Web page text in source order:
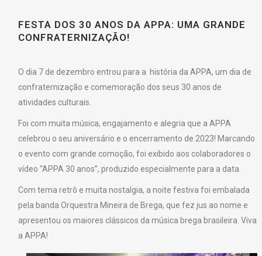
FESTA DOS 30 ANOS DA APPA: UMA GRANDE
CONFRATERNIZAÇÃO!
O dia 7 de dezembro entrou para a história da APPA, um dia de
confraternização e comemoração dos seus 30 anos de
atividades culturais.
Foi com muita música, engajamento e alegria que a APPA
celebrou o seu aniversário e o encerramento de 2023! Marcando
o evento com grande comoção, foi exibido aos colaboradores o
vídeo “APPA 30 anos”, produzido especialmente para a data.
Com tema retrô e muita nostalgia, a noite festiva foi embalada
pela banda Orquestra Mineira de Brega, que fez jus ao nome e
apresentou os maiores clássicos da música brega brasileira. Viva
a APPA!